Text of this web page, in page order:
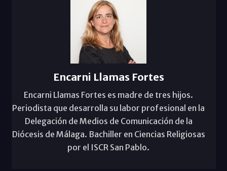
Encarni Llamas Fortes
Encarni Llamas Fortes es madre de tres hijos.
Periodista que desarrolla su labor profesional en la
Delegación de Medios de Comunicación de la
Diócesis de Málaga. Bachiller en Ciencias Religiosas
por el ISCR San Pablo.